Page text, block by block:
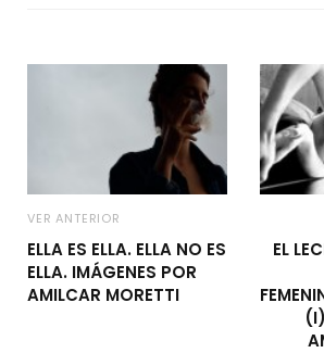
VER ANTERIOR
ELLA ES ELLA. ELLA NO ES
ELLA. IMÁGENES POR
AMILCAR MORETTI
EL